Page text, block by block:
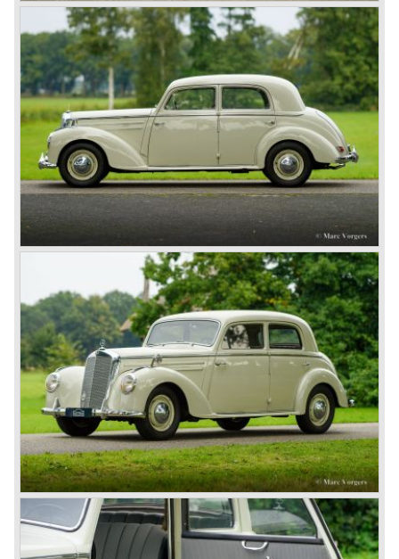
opgepakt met de roemruchte "Silberpfeilen". Vanuit de
racerij werd de legendarische Mercedes 300 SL "Gull
wing" productie sportwagen ontwikkeld die in 1957 ook als
roadster beschikbaar kwam.
In 1955 werd de kleinere Mercedes-Benz 190 SL
voorgesteld. De vormgeving van de peperdure 300 SL
sloeg zo aan dat besloten werd de 300 SL vormgeving ook
op een goedkoper model toe te passen. De 190 SL was
echter enkel als cabriolet verkrijgbaar. Voor de 190 SL was
echter een goed passende hardtop beschikbaar waardoor
de auto in een echte coupé veranderde.
In 1964 introduceerde Mercedes-Benz een limousine om
de rijksten der aarde te behagen; de Mercedes-Benz 600
(W 100).. Deze limousine was ruim zes meter lang en
voorzien van alle denkbare luxe. Tevens zagen in de jaren
zestig onder andere de W 110, W 111 en W112 series het
levenslicht en de SL opvolger werd voorgesteld; de 230 SL
(W113).
In de jaren zeventig werd naast de zeer succesvolle W
123 serie de Mercedes SL opvolger voorgesteld die 19
jaar in productie zou blijven; de R 107 serie. Deze
Mercedes-Benz SL was verkrijgbaar met verschillende
zes cilinder lijn- en V8 motoren.
In de jaren tachtig en negentig van de vorige eeuw ging
Mercedes-Benz onverdroten door met het bouwen van
kwaliteits- automobielen en sportwagens. Het merk bouwt
tot de dag van vandaag nog immer automobielen met
dezelfde merkkwaliteiten als in de jaren vijftig. Mercedes-
Benz is een merk met een onbewogen historie, slechts
even uit haar evenwicht gebracht door de tweede
wereldoorlog, dat een enorm vertrouwen inboezemt en
tegenwoordig als onderdeel van het grote Daimler-Benz
concern nog altijd automobielen van topklasse bouwt.